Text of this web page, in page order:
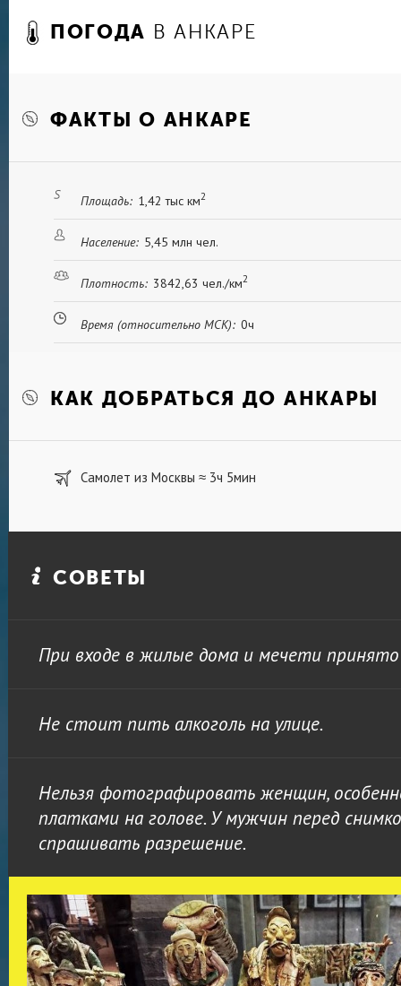
ПОГОДА В АНКАРЕ
ФАКТЫ О АНКАРЕ
Площадь: 1,42 тыс км2
Население: 5,45 млн чел.
Плотность: 3842,63 чел./км2
Время (относительно МСК): 0ч
КАК ДОБРАТЬСЯ ДО АНКАРЫ
Самолет из Москвы ≈ 3ч 5мин
СОВЕТЫ
При входе в жилые дома и мечети
Не стоит пить алкоголь на улице.
Нельзя фотографировать женщин,
платками на голове. У мужчин перед
спрашивать разрешение.